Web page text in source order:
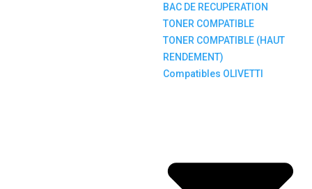
BAC DE RECUPERATION
TONER COMPATIBLE
TONER COMPATIBLE (HAUT
RENDEMENT)
Compatibles OLIVETTI